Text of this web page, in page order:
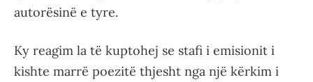
autorësinë e tyre.
Ky reagim la të kuptohej se stafi i emisionit i
kishte marrë poezitë thjesht nga një kërkim i